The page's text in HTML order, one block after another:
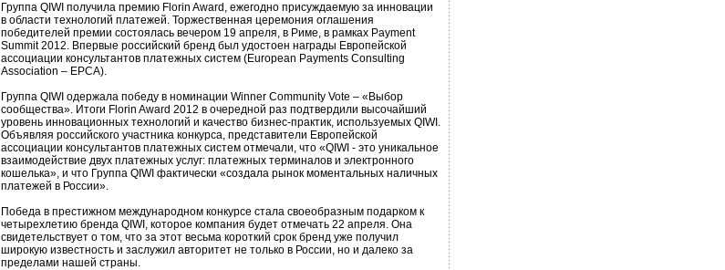
Группа QIWI получила премию Florin Award, ежегодно присуждаемую за инновации
в области технологий платежей. Торжественная церемония оглашения
победителей премии состоялась вечером 19 апреля, в Риме, в рамках Payment
Summit 2012. Впервые российский бренд был удостоен награды Европейской
ассоциации консультантов платежных систем (European Payments Consulting
Association – EPCA).
Группа QIWI одержала победу в номинации Winner Community Vote – «Выбор
сообщества». Итоги Florin Award 2012 в очередной раз подтвердили высочайший
уровень инновационных технологий и качество бизнес-практик, используемых QIWI.
Объявляя российского участника конкурса, представители Европейской
ассоциации консультантов платежных систем отмечали, что «QIWI - это уникальное
взаимодействие двух платежных услуг: платежных терминалов и электронного
кошелька», и что Группа QIWI фактически «создала рынок моментальных наличных
платежей в России».
Победа в престижном международном конкурсе стала своеобразным подарком к
четырехлетию бренда QIWI, которое компания будет отмечать 22 апреля. Она
свидетельствует о том, что за этот весьма короткий срок бренд уже получил
широкую известность и заслужил авторитет не только в России, но и далеко за
пределами нашей страны.